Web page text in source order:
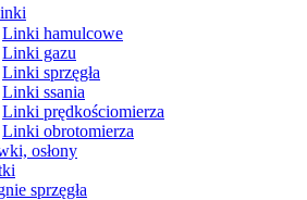
Linki hamulcowe
Linki gazu
Linki sprzęgła
Linki ssania
Linki prędkościomierza
Linki obrotomierza
osłony
sprzęgła